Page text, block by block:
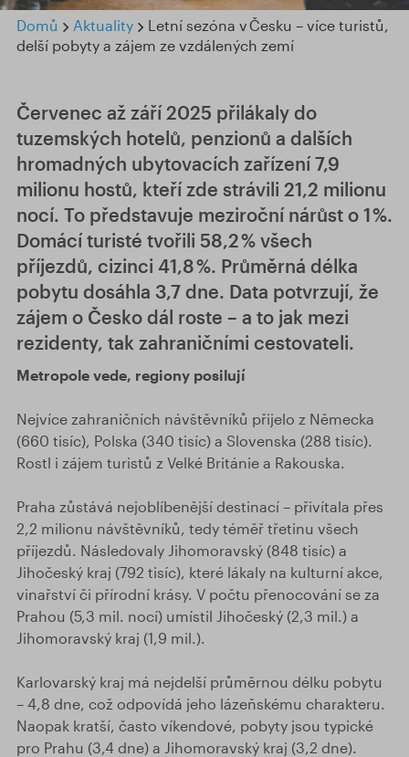
Domů Aktuality
Letní sezóna v Česku – více turistů,
delší pobyty a zájem ze vzdálených zemí
Červenec až září 2025 přilákaly do
tuzemských hotelů, penzionů a dalších
hromadných ubytovacích zařízení 7,9
milionu hostů, kteří zde strávili 21,2 milionu
nocí. To představuje meziroční nárůst o 1 %.
Domácí turisté tvořili 58,2 % všech
příjezdů, cizinci 41,8 %. Průměrná délka
pobytu dosáhla 3,7 dne. Data potvrzují, že
zájem o Česko dál roste – a to jak mezi
rezidenty, tak zahraničními cestovateli.
Metropole vede, regiony posilují
Nejvíce zahraničních návštěvníků přijelo z Německa
(660 tisíc), Polska (340 tisíc) a Slovenska (288 tisíc).
Rostl i zájem turistů z Velké Británie a Rakouska.
Praha zůstává nejoblíbenější destinací – přivítala přes
2,2 milionu návštěvníků, tedy téměř třetinu všech
příjezdů. Následovaly Jihomoravský (848 tisíc) a
Jihočeský kraj (792 tisíc), které lákaly na kulturní akce,
vinařství či přírodní krásy. V počtu přenocování se za
Prahou (5,3 mil. nocí) umístil Jihočeský (2,3 mil.) a
Jihomoravský kraj (1,9 mil.).
Karlovarský kraj má nejdelší průměrnou délku pobytu
– 4,8 dne, což odpovídá jeho lázeňskému charakteru.
Naopak kratší, často víkendové, pobyty jsou typické
pro Prahu (3,4 dne) a Jihomoravský kraj (3,2 dne).